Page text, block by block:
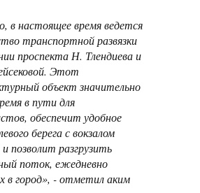
в настоящее время ведется
транспортной развязки
проспекта Н. Тлендиева и
Этот
объект значительно
в пути для
обеспечит удобное
берега с вокзалом
позволит разгрузить
поток, ежедневно
в город», - отметил аким